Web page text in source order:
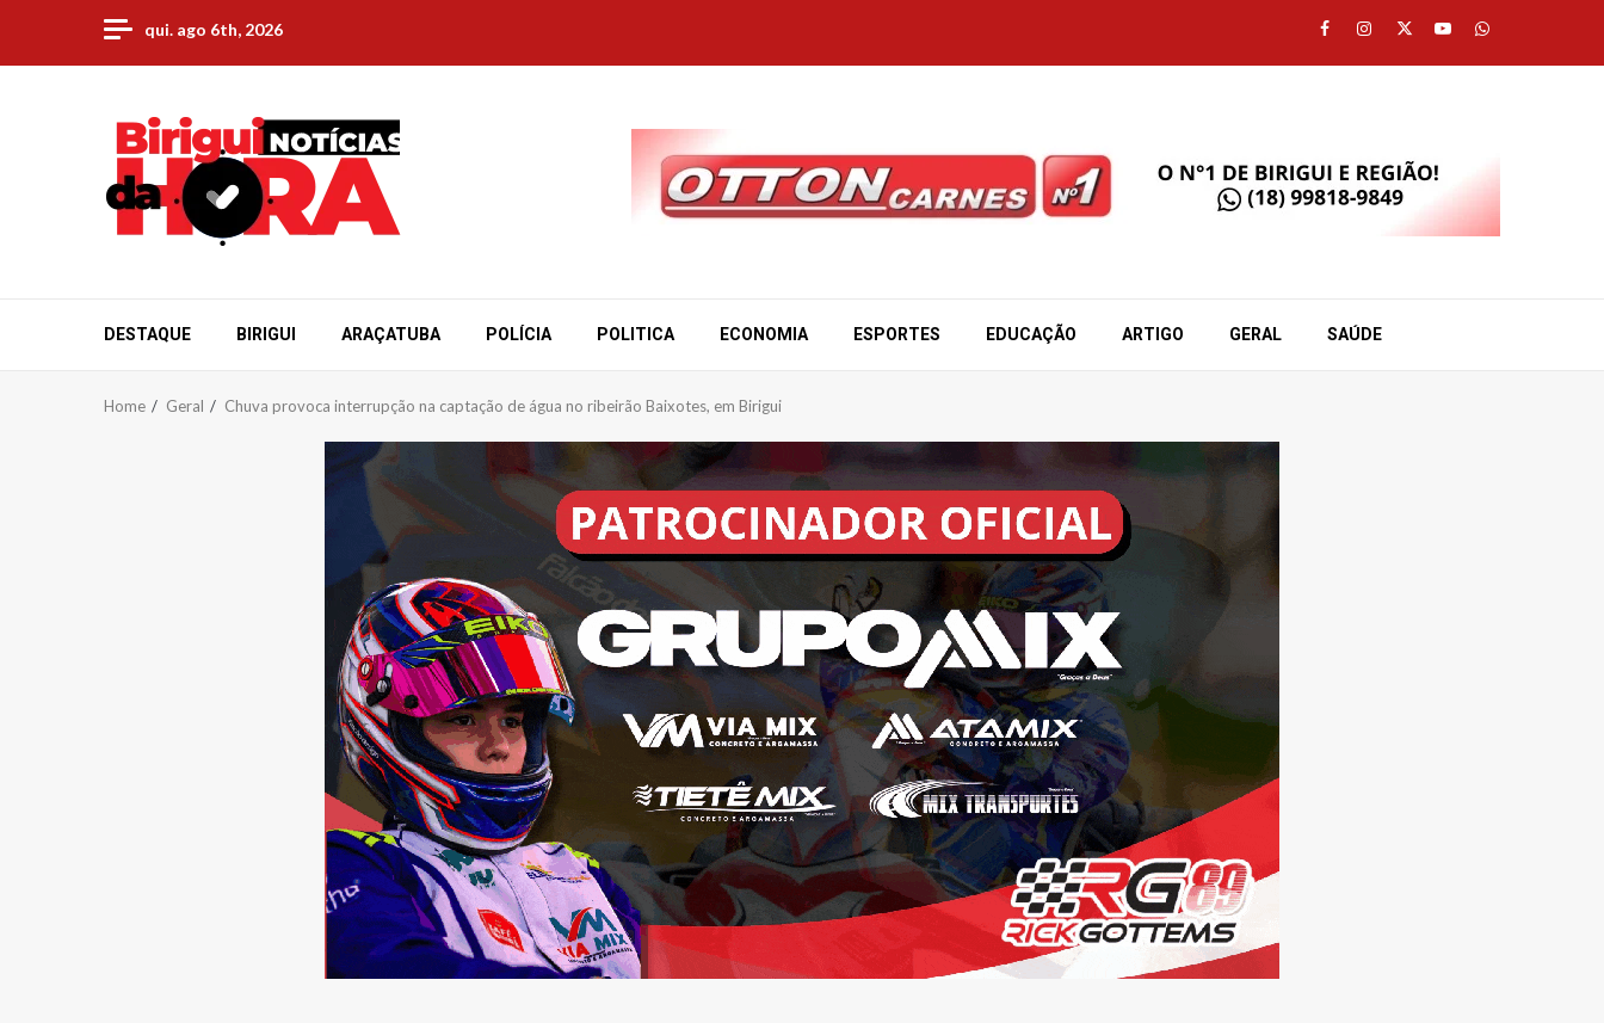
content
qui. ago 6th, 2026 Facebook
Instagram
TwitterYoutubeWhatsapp
DESTAQUE BIRIGUI ARAÇATUBA POLÍCIA POLITICA ECONOMIA ESPORTES EDUCAÇÃO ARTIGO GERAL SAÚDE
Home Geral Chuva provoca interrupção na captação de água no ribeirão Baixotes, em Birigui